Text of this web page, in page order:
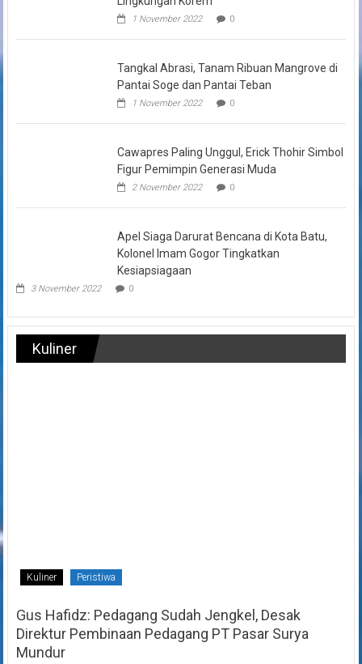
1 November 2022 0
Tangkal Abrasi, Tanam Ribuan Mangrove di
Pantai Soge dan Pantai Teban
1 November 2022 0
Cawapres Paling Unggul, Erick Thohir Simbol
Figur Pemimpin Generasi Muda
2 November 2022 0
Apel Siaga Darurat Bencana di Kota Batu,
Kolonel Imam Gogor Tingkatkan
Kesiapsiagaan
3 November 2022 0
Kuliner
Kuliner Peristiwa
Gus Hafidz: Pedagang Sudah Jengkel, Desak
Direktur Pembinaan Pedagang PT Pasar Surya
Mundur